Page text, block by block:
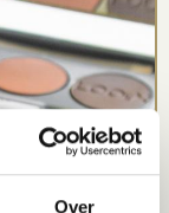
Over